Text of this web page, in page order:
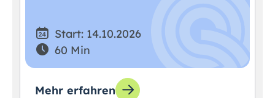
Start: 14.10.2026
60 Min
Mehr erfahren